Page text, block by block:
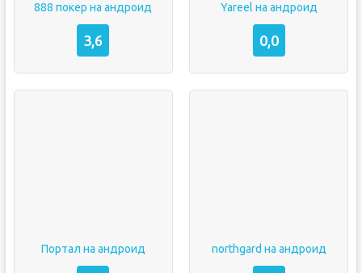
888 покер на андроид
3,6
Yareel на андроид
0,0
Портал на андроид northgard на андроид